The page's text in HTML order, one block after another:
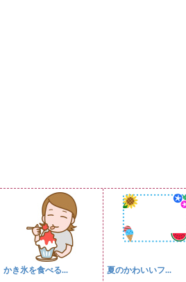
かき氷を食べる... 夏のかわいいフ...